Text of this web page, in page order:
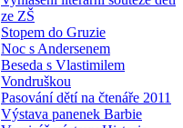
ze ZŠ
Stopem do Gruzie
Noc s Andersenem
Beseda s Vlastimilem
Vondruškou
Pasování dětí na čtenáře 2011
Výstava panenek Barbie